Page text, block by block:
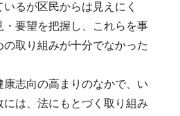
るが区民からは見えにく
・要望を把握し、これらを事
取り組みが十分でなかった
志向の高まりのなかで、い
には、法にもとづく取り組み